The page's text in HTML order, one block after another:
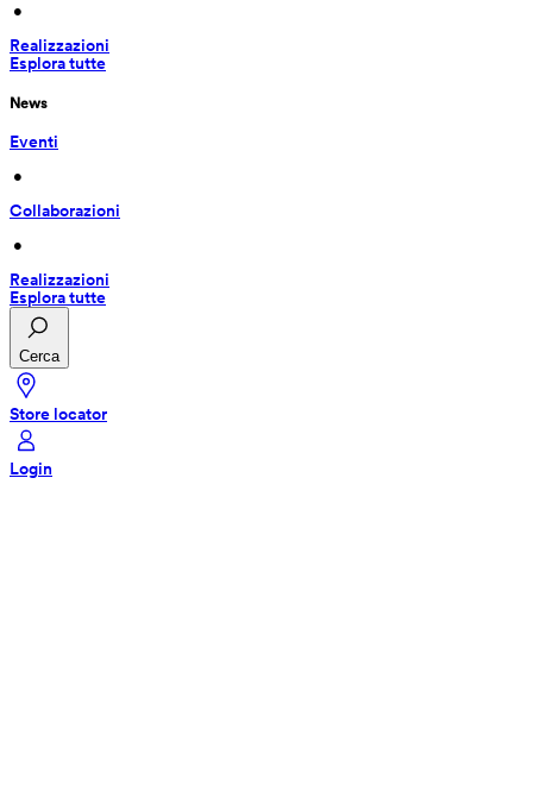
•
Realizzazioni
Esplora tutte
News
Eventi
•
Collaborazioni
•
Realizzazioni
Esplora tutte
Cerca
Store locator
Login